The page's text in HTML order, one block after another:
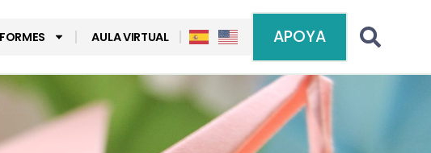
AULA VIRTUAL APOYA